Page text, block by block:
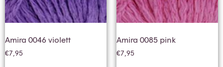
Amira 0046 violett
€7,95
Amira 0085 pink
€7,95